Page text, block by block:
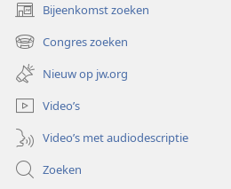
Bijeenkomst zoeken
(opent
nieuw
venster)
Congres zoeken
(opent
nieuw
venster)
Nieuw op jw.org
Video’s
Video’s met audiodescriptie
Zoeken